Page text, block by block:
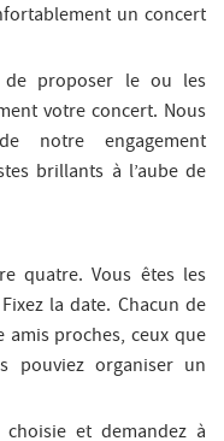
un concert
de proposer le ou les
votre concert. Nous
notre engagement
brillants à l’aube de
quatre. Vous êtes les
la date. Chacun de
amis proches, ceux que
pouviez organiser un
et demandez à